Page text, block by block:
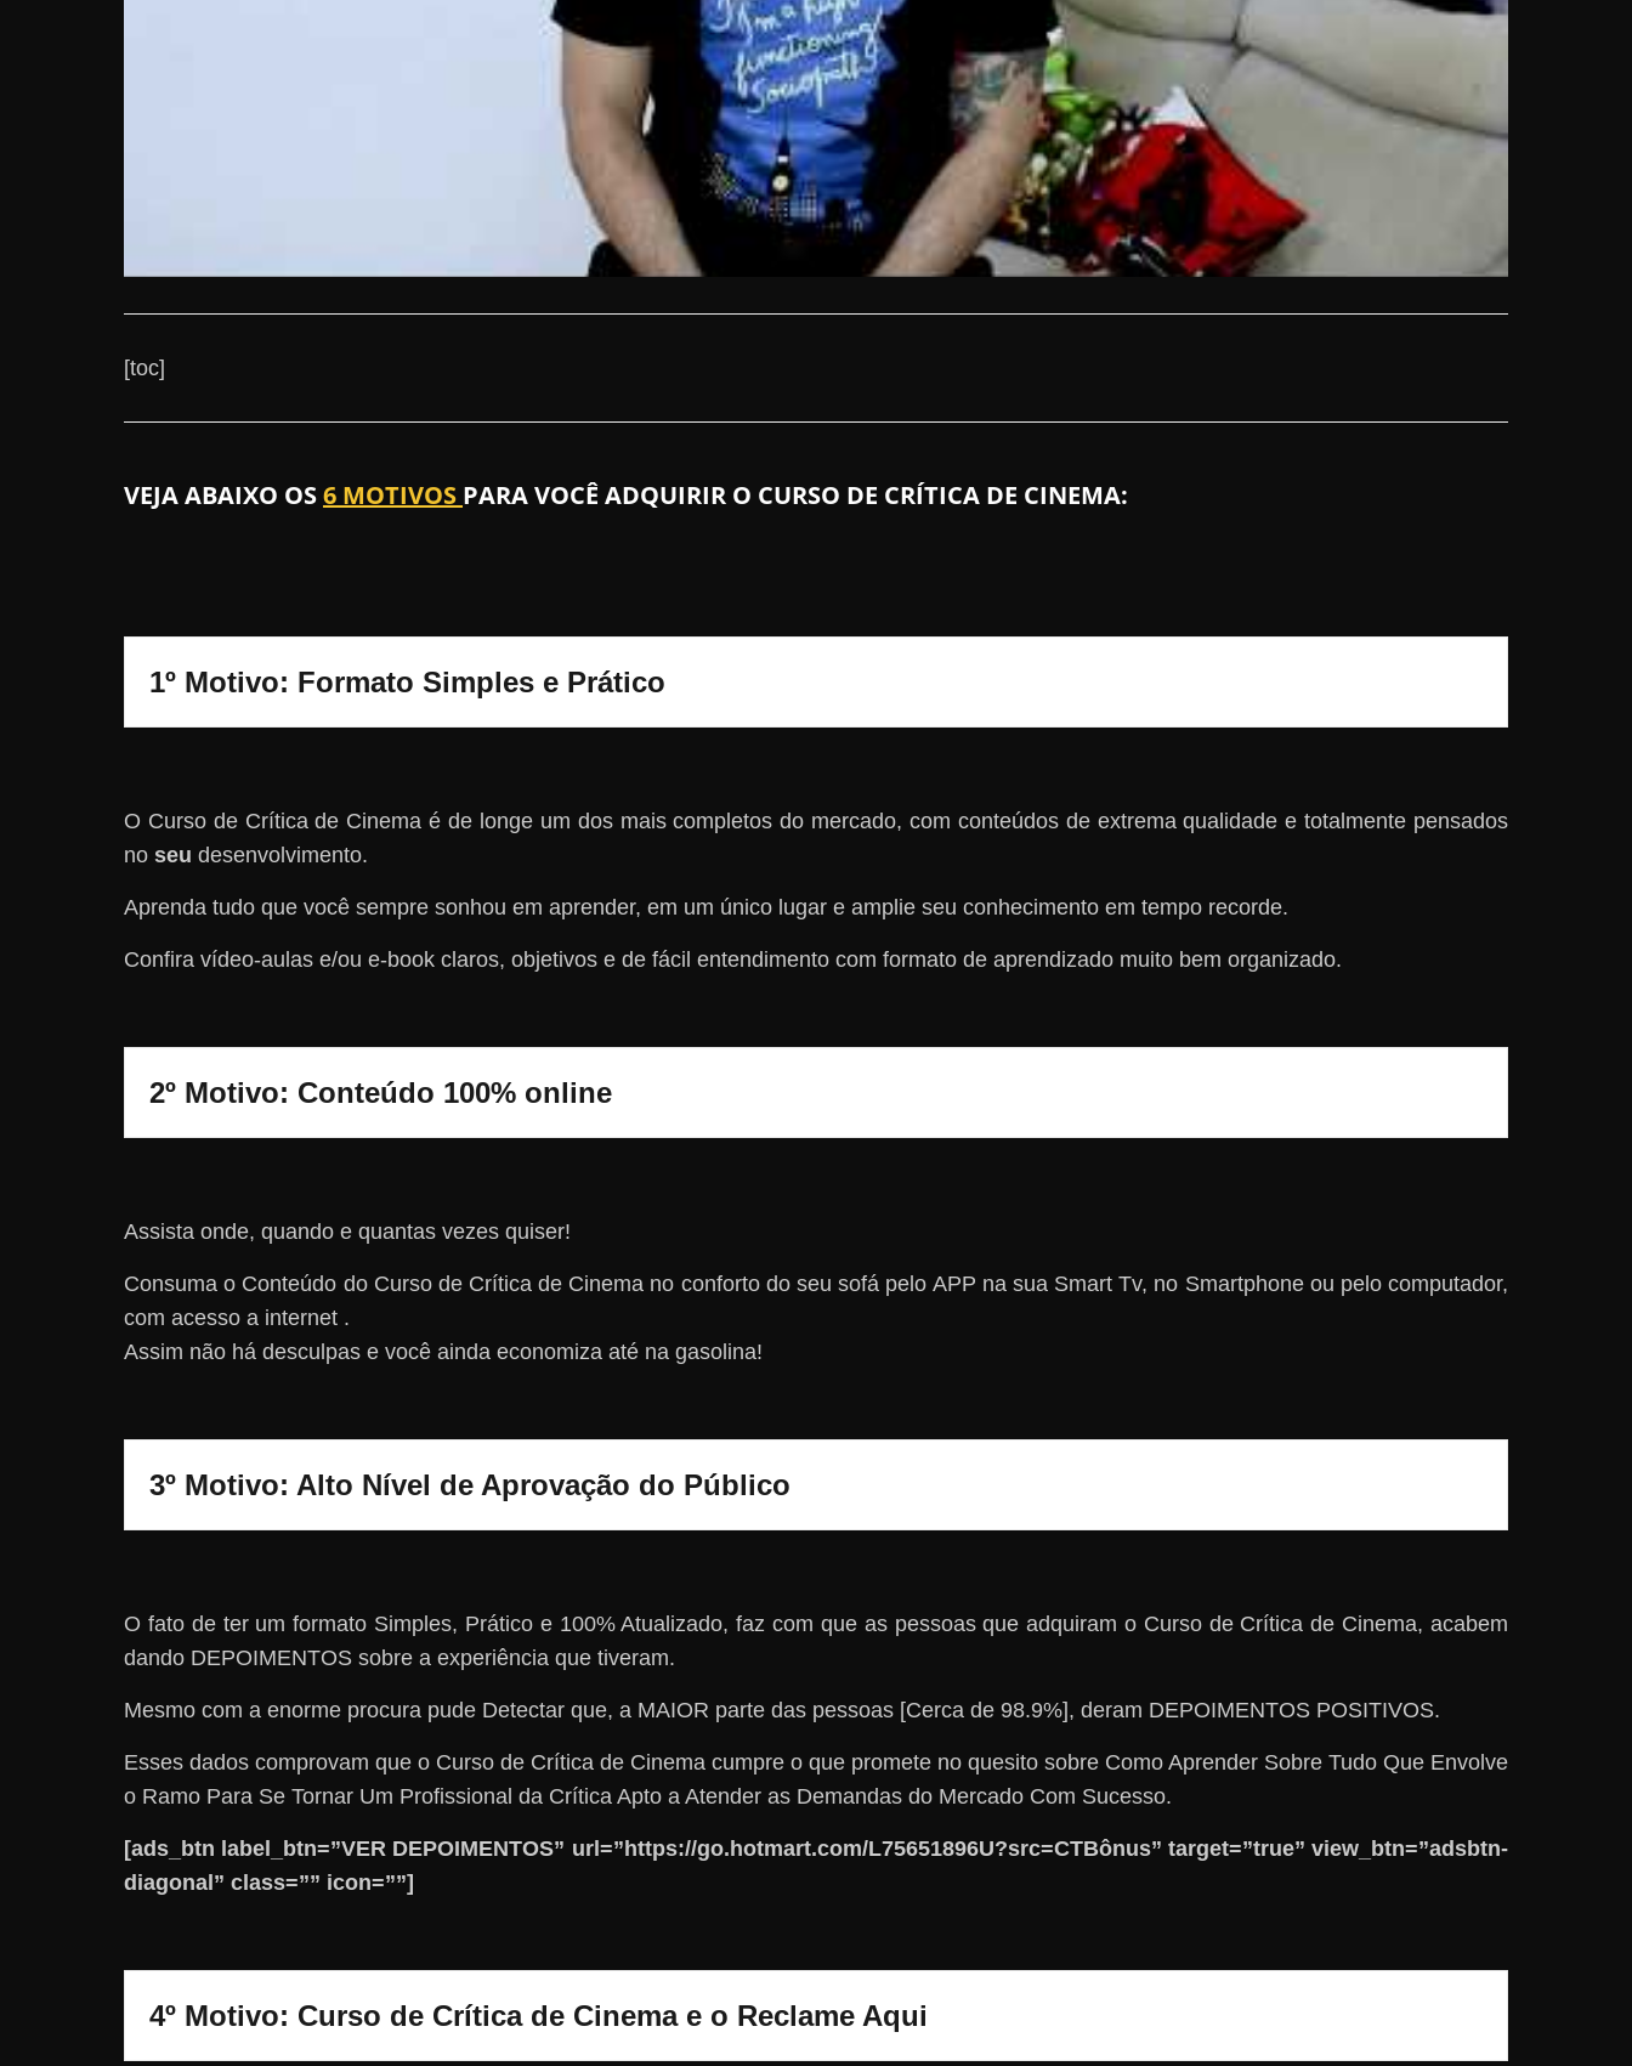
[toc]
VEJA ABAIXO OS6 MOTIVOS PARA VOCÊ ADQUIRIR O CURSO DE CRÍTICA DE CINEMA:
1º Motivo: Formato Simples e Prático
O Curso de Crítica de Cinema é de longe um dos mais completos do mercado, com conteúdos de extrema qualidade e totalmente pensados
no seu desenvolvimento.
Aprenda tudo que você sempre sonhou em aprender, em um único lugar e amplie seu conhecimento em tempo recorde.
Confira vídeo-aulas e/ou e-book claros, objetivos e de fácil entendimento com formato de aprendizado muito bem organizado.
2º Motivo: Conteúdo 100% online
Assista onde, quando e quantas vezes quiser!
Consuma o Conteúdo do Curso de Crítica de Cinema no conforto do seu sofá pelo APP na sua Smart Tv, no Smartphone ou pelo computador,
com acesso a internet .
Assim não há desculpas e você ainda economiza até na gasolina!
3º Motivo: Alto Nível de Aprovação do Público
O fato de ter um formato Simples, Prático e 100% Atualizado, faz com que as pessoas que adquiram o Curso de Crítica de Cinema, acabem
dando DEPOIMENTOS sobre a experiência que tiveram.
Mesmo com a enorme procura pude Detectar que, a MAIOR parte das pessoas [Cerca de 98.9%], deram DEPOIMENTOS POSITIVOS.
Esses dados comprovam que o Curso de Crítica de Cinema cumpre o que promete no quesito sobre Como Aprender Sobre Tudo Que Envolve
o Ramo Para Se Tornar Um Profissional da Crítica Apto a Atender as Demandas do Mercado Com Sucesso.
[ads_btn label_btn=”VER DEPOIMENTOS” url=”https://go.hotmart.com/L75651896U?src=CTBônus” target=”true” view_btn=”adsbtn-
diagonal” class=”” icon=””]
4º Motivo: Curso de Crítica de Cinema e o Reclame Aqui